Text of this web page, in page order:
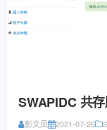
SWAPIDC 共
彭文凤 2021-07-26